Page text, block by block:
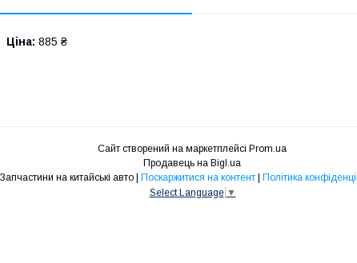
Ціна: 885 ₴
Сайт створений на маркетплейсі Prom.ua
Продавець на Bigl.ua
Запчастини на китайські авто | Поскаржитися на контент | Політика
Select Language ▼